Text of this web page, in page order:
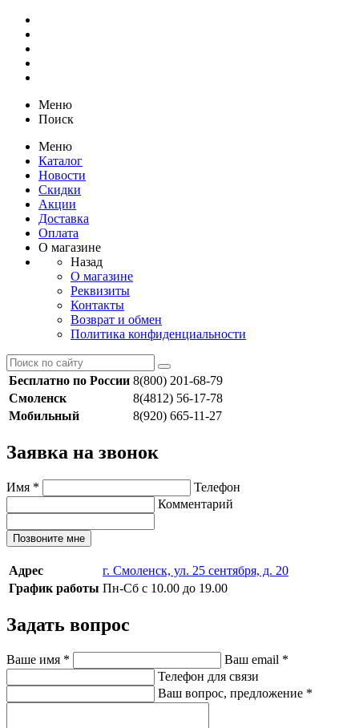
Меню
Поиск
Меню
Каталог
Новости
Скидки
Акции
Доставка
Оплата
О магазине
Назад
О магазине
Реквизиты
Контакты
Возврат и обмен
Политика конфиденциальности
Бесплатно по России 8(800) 201-68-79
Смоленск
8(4812) 56-17-78
Мобильный
8(920) 665-11-27
Заявка на звонок
Имя *
Телефон
Комментарий
Позвоните мне
Адрес
г. Смоленск, ул. 25 сентября, д. 20
График работы Пн-Сб с 10.00 до 19.00
Задать вопрос
Ваше имя * Ваш email *
Телефон для связи
Ваш вопрос, предложение *